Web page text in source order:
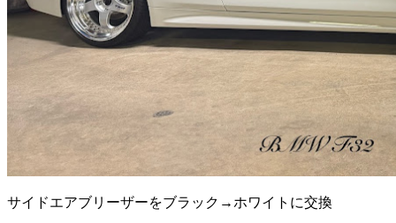
サイドエアブリーザーをブラック→ホワイトに交換